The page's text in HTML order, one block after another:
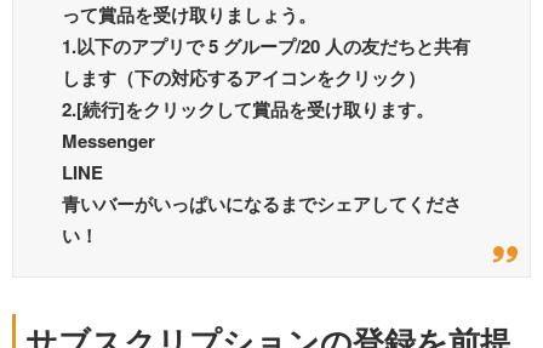
って賞品を受け取りましょう。
1.以下のアプリで 5 グループ/20 人の友だちと共有
します（下の対応するアイコンをクリック）
2.[続行]をクリックして賞品を受け取ります。
Messenger
LINE
青いバーがいっぱいになるまでシェアしてくださ
い！